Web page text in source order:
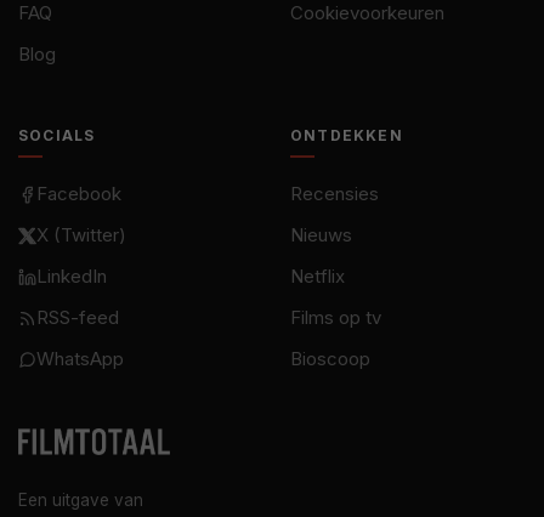
Een uitgave van
FAQ
Blog
Cookievoorkeuren
SOCIALS
Facebook
X (Twitter)
LinkedIn
RSS-feed
WhatsApp
ONTDEKKEN
Recensies
Nieuws
Netflix
Films op tv
Bioscoop